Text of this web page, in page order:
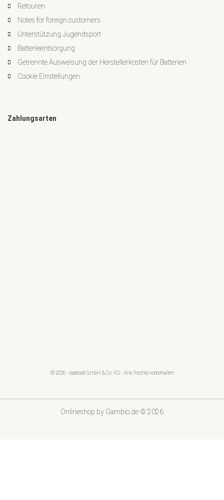
Retouren
Notes for foreign customers
Unterstützung Jugendsport
Batterieentsorgung
Getrennte Ausweisung der Herstellerkosten für Batterien
Cookie Einstellungen
Zahlungsarten
© 2026 - saarbatt GmbH & Co. KG - Alle Rechte vorbehalten
Onlineshop by Gambio.de © 2026